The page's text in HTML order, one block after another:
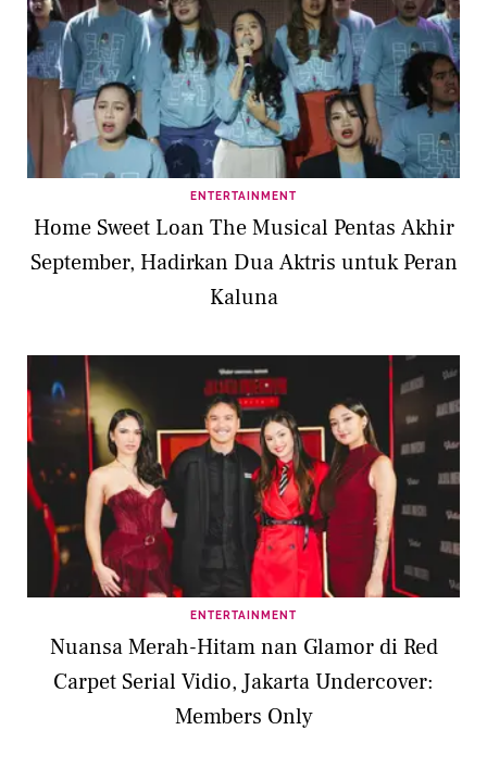
ENTERTAINMENT
Home Sweet Loan The Musical Pentas Akhir
September, Hadirkan Dua Aktris untuk Peran
Kaluna
ENTERTAINMENT
Nuansa Merah-Hitam nan Glamor di Red
Carpet Serial Vidio, Jakarta Undercover:
Members Only